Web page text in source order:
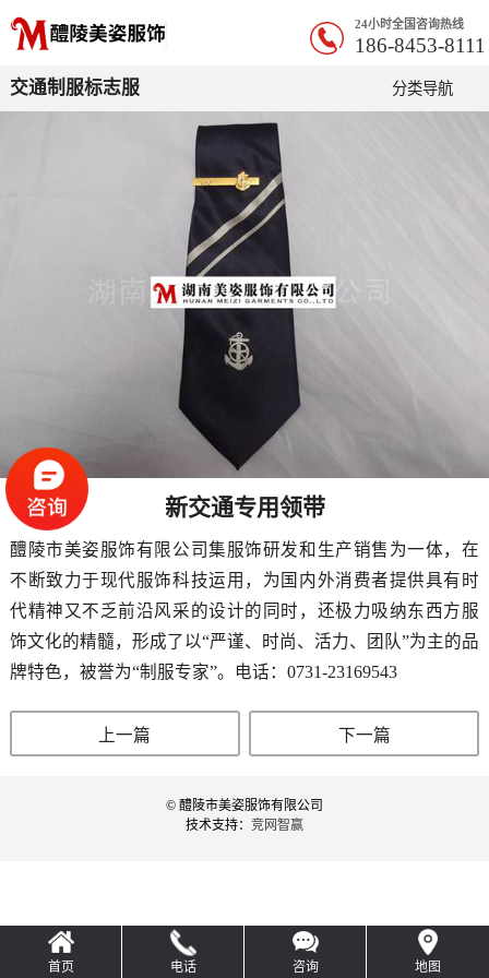
24小时全国咨询热线
186-8453-8111
交通制服标志服 分类导航
新交通专用领带
醴陵市美姿服饰有限公司集服饰研发和生产销售为一体，在
不断致力于现代服饰科技运用，为国内外消费者提供具有时
代精神又不乏前沿风采的设计的同时，还极力吸纳东西方服
饰文化的精髓，形成了以“严谨、时尚、活力、团队”为主的品
牌特色，被誉为“制服专家”。电话：0731-23169543
上一篇 下一篇
© 醴陵市美姿服饰有限公司
技术支持： 竞网智赢
首页 电话 咨询 地图